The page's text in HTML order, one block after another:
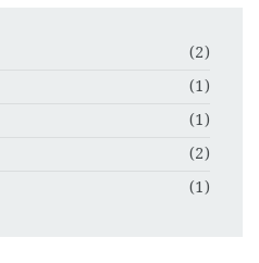
(2)
(1)
(1)
(2)
(1)